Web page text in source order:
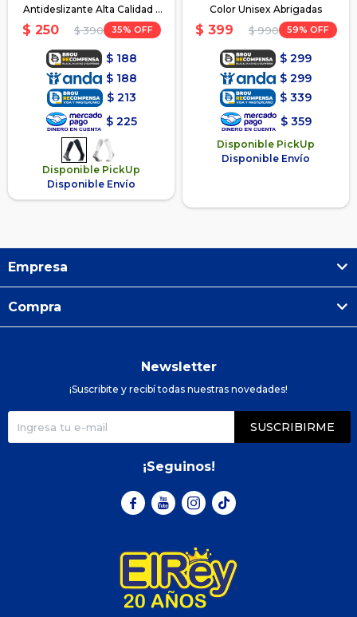
Antideslizante Alta Calidad -
Negro
$ 250 $ 390 35
$ 188
$ 188
$ 213
$ 225
Disponible PickUp
Disponible Envío
Color Unisex Abrigadas
$ 399 $ 990 59
$ 299
$ 299
$ 339
$ 359
Disponible PickUp
Disponible Envío
Empresa
Compra
Newsletter
¡Suscribite y recibí todas nuestras novedades!
SUSCRIBIRME
¡Seguinos!
  